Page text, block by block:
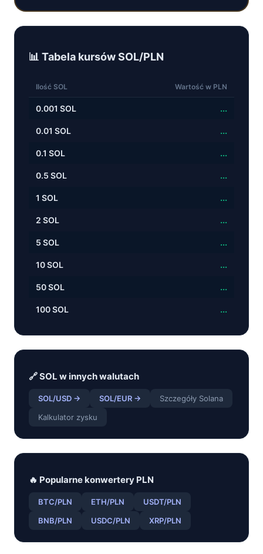
📊 Tabela kursówSOL/PLN
Ilość SOL Wartość w PLN
0.001 SOL ...
0.01 SOL ...
0.1 SOL ...
0.5 SOL ...
1 SOL ...
2 SOL ...
5 SOL ...
10SOL ...
50SOL ...
100SOL ...
🔗SOL w innych walutach
SOL/USD → SOL/EUR → Szczegóły Solana
Kalkulator zysku
🔥 Popularne konwertery PLN
BTC/PLN ETH/PLN USDT/PLN
BNB/PLN USDC/PLN XRP/PLN